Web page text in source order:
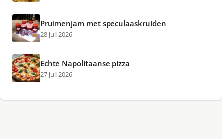
Pruimenjam met speculaaskruiden
28 juli 2026
Echte Napolitaanse pizza
27 juli 2026